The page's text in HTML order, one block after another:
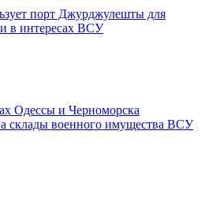
порт Джурджулешты для
в интересах ВСУ
Одессы и Черноморска
склады военного имущества ВСУ